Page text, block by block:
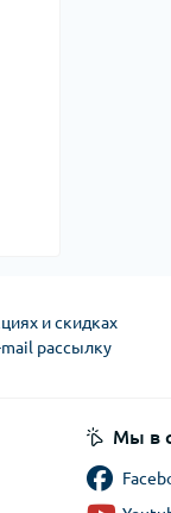
и скидках
рассылку
Мы в